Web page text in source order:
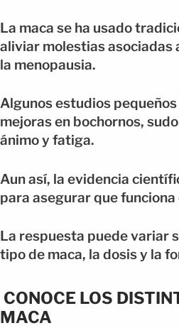
La maca se ha usado
aliviar molestias asociadas
la menopausia.
Algunos estudios
mejoras en bochornos,
ánimo y fatiga.
Aun así, la evidencia
para asegurar que funciona
La respuesta puede variar
tipo de maca, la dosis y la
CONOCE LOS
MACA